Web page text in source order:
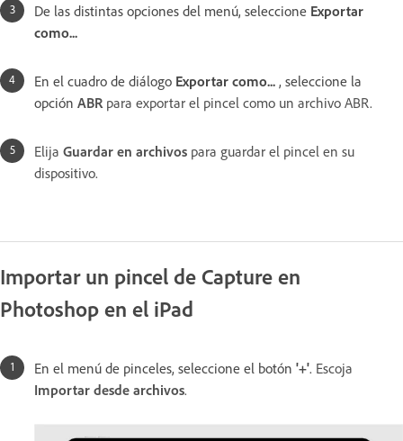
De las distintas opciones del menú, seleccione Exportar
como...
En el cuadro de diálogo Exportar como... , seleccione la
opción ABR para exportar el pincel como un archivo ABR.
Elija Guardar en archivos para guardar el pincel en su
dispositivo.
Importar un pincel de Capture en
Photoshop en el iPad
En el menú de pinceles, seleccione el botón '+'. Escoja
Importar desde archivos.